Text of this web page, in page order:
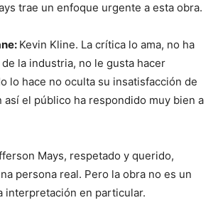
trae un enfoque urgente a esta obra.
Kevin Kline. La crítica lo ama, no ha
la industria, no le gusta hacer
lo hace no oculta su insatisfacción de
así el público ha respondido muy bien a
Mays, respetado y querido,
persona real. Pero la obra no es un
interpretación en particular.